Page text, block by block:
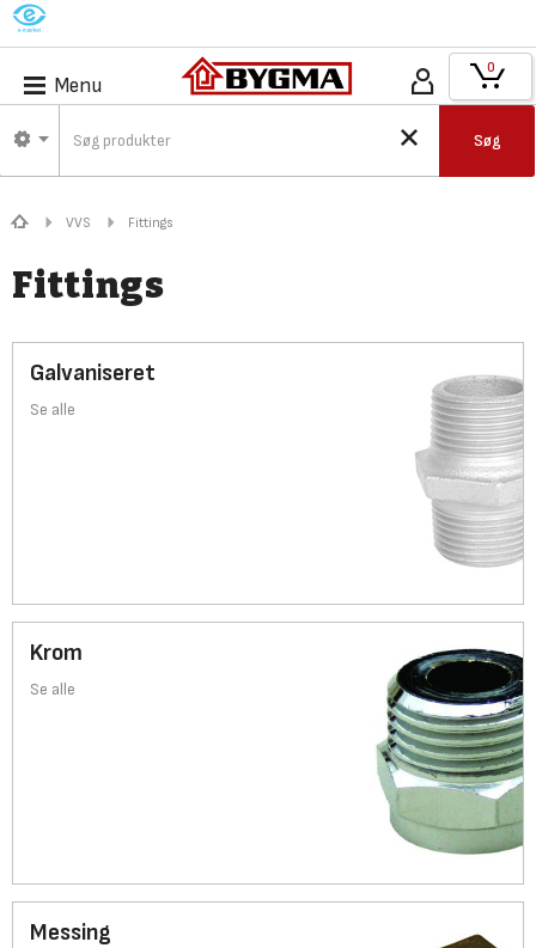
M
Menu
Søg
0
VVS Fittings
Fittings
Galvaniseret
Se alle
Krom
Se alle
Messing